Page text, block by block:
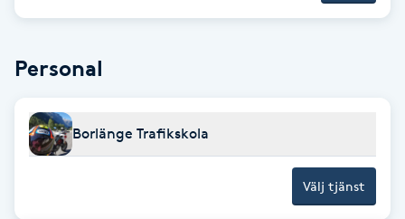
D
Dermapen
Personal
Borlänge Trafikskola
Välj tjänst